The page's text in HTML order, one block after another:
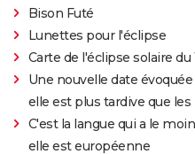
Bison Futé
Lunettes pour l'éclipse
Carte de l'éclipse solaire du
Une nouvelle date
elle est plus tardive que
C'est la langue qui a le
elle est européenne